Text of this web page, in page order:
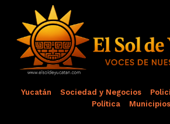
Yucatán Sociedad y Negocios
Política
Municipios